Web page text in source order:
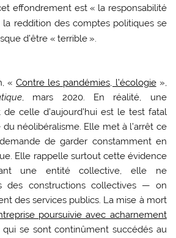
effondrement est « la responsabilité
la reddition des comptes politiques se
d’être « terrible ».
«Contre les pandémies, l’écologie»,
, mars 2020. En réalité, une
celle d’aujourd’hui est le test fatal
néolibéralisme. Elle met à l’arrêt ce
de garder constamment en
Elle rappelle surtout cette évidence
une entité collective, elle ne
des constructions collectives — on
des services publics. La mise à mort
poursuivie avec acharnement
se sont continûment succédés au